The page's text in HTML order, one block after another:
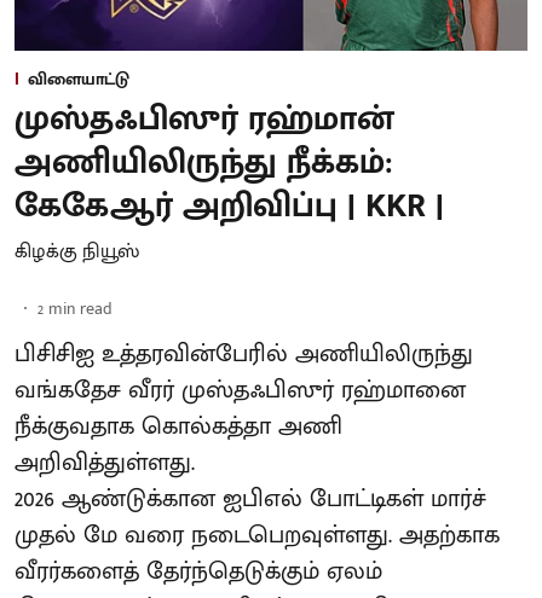
விளையாட்டு
முஸ்தஃபிஸுர் ரஹ்மான்
அணியிலிருந்து நீக்கம்:
கேகேஆர் அறிவிப்பு | KKR |
கிழக்கு நியூஸ்
2 min read
பிசிசிஐ உத்தரவின்பேரில் அணியிலிருந்து
வங்கதேச வீரர் முஸ்தஃபிஸுர் ரஹ்மானை
நீக்குவதாக கொல்கத்தா அணி
அறிவித்துள்ளது.
2026 ஆண்டுக்கான ஐபிஎல் போட்டிகள் மார்ச்
முதல் மே வரை நடைபெறவுள்ளது. அதற்காக
வீரர்களைத் தேர்ந்தெடுக்கும் ஏலம்